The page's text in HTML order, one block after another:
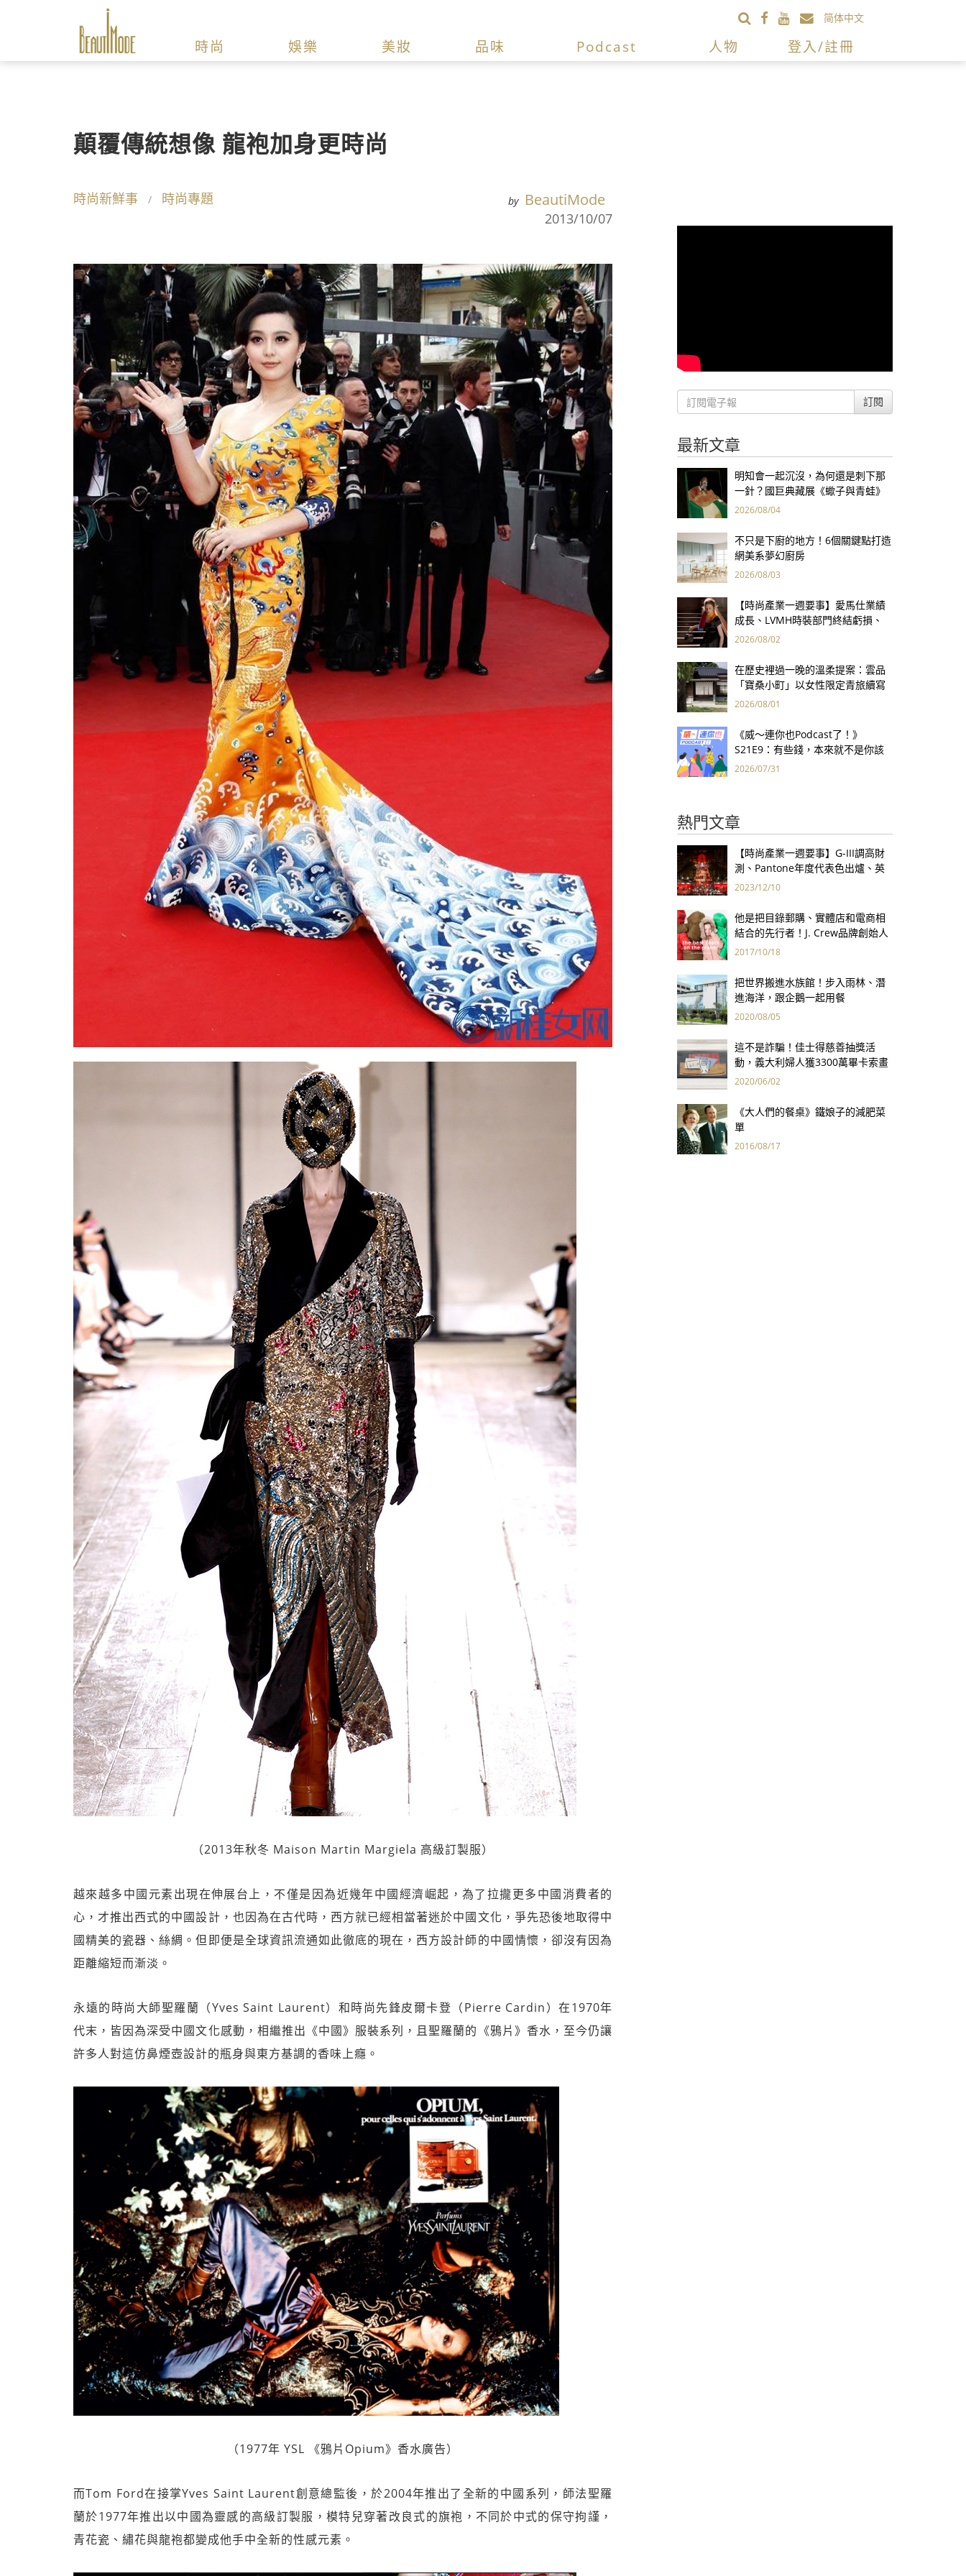
简体中文
時尚 娛樂 美妝 品味 Podcast 人物 登入/註冊
顛覆傳統想像 龍袍加身更時尚
時尚新鮮事 時尚專題 by BeautiMode
2013/10/07
（2013年秋冬 Maison Martin Margiela 高級訂製服）
越來越多中國元素出現在伸展台上，不僅是因為近幾年中國經濟崛起，為了拉攏更多中國消費者的
心，才推出西式的中國設計，也因為在古代時，西方就已經相當著迷於中國文化，爭先恐後地取得中
國精美的瓷器、絲綢。但即便是全球資訊流通如此徹底的現在，西方設計師的中國情懷，卻沒有因為
距離縮短而漸淡。
永遠的時尚大師聖羅蘭（Yves Saint Laurent）和時尚先鋒皮爾卡登（Pierre Cardin）在1970年
代末，皆因為深受中國文化感動，相繼推出《中國》服裝系列，且聖羅蘭的《鴉片》香水，至今仍讓
許多人對這仿鼻煙壺設計的瓶身與東方基調的香味上癮。
（1977年 YSL 《鴉片Opium》香水廣告）
而Tom Ford在接掌Yves Saint Laurent創意總監後，於2004年推出了全新的中國系列，師法聖羅
蘭於1977年推出以中國為靈感的高級訂製服，模特兒穿著改良式的旗袍，不同於中式的保守拘謹，
青花瓷、繡花與龍袍都變成他手中全新的性感元素。
訂閱
最新文章
明知會一起沉沒，為何還是刺下那
一針？國巨典藏展《蠍子與青蛙》
用66件名作拷問人性
2026/08/04
不只是下廚的地方！6個關鍵點打造
網美系夢幻廚房
2026/08/03
【時尚產業一週要事】愛馬仕業績
成長、LVMH時裝部門終結虧損、
Kering轉型策略初現成效、Prada
2026/08/02
在歷史裡過一晚的溫柔提案：雲品
「寶桑小町」以女性限定青旅續寫
台東老屋記憶
2026/08/01
《威～連你也Podcast了！》
S21E9：有些錢，本來就不是你該
賺的——讀《一個投機者的告白》
2026/07/31
熱門文章
【時尚產業一週要事】G-III調高財
測、Pantone年度代表色出爐、英
國時尚獎得獎名單揭曉、LVMH持續
2023/12/10
他是把目錄郵購、實體店和電商相
結合的先行者！J. Crew品牌創始人
Arthur Cinader去世，享年90歲
2017/10/18
把世界搬進水族館！步入雨林、潛
進海洋，跟企鵝一起用餐
2020/08/05
這不是詐騙！佳士得慈善抽獎活
動，義大利婦人獲3300萬畢卡索畫
作
2020/06/02
《大人們的餐桌》鐵娘子的減肥菜
單
2016/08/17